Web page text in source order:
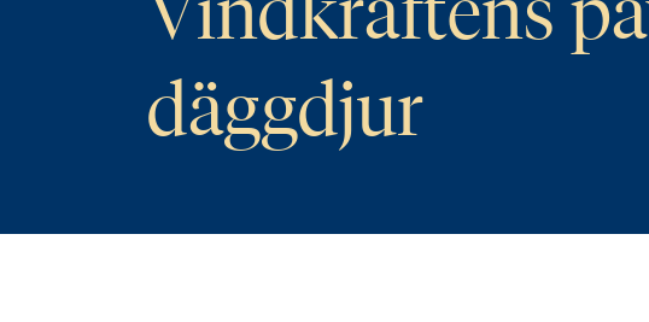
däggdjur